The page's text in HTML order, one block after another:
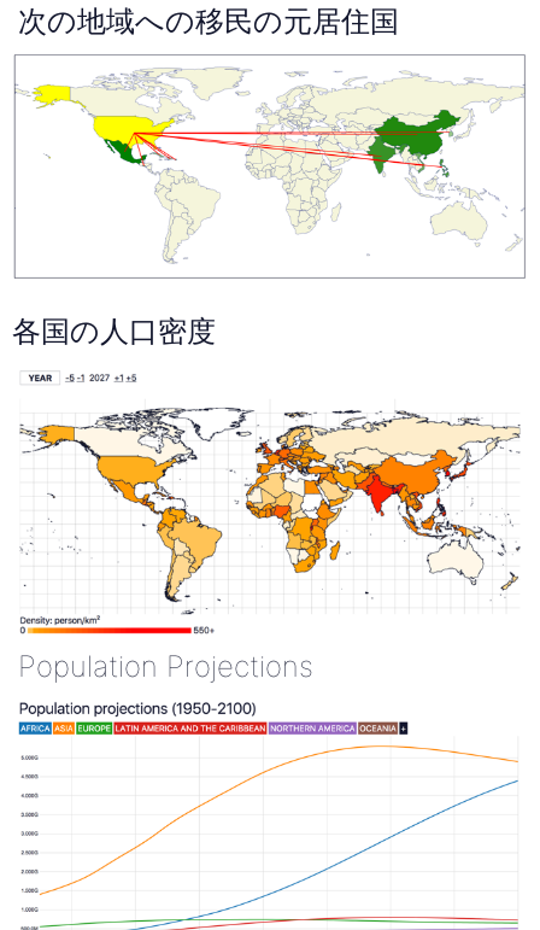
次の地域への移民の元居住国
各国の人口密度
Population Projections